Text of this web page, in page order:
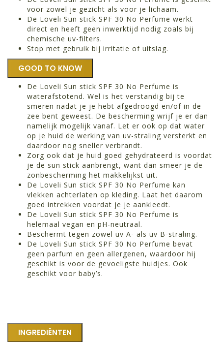
voor zowel je gezicht als voor je lichaam.
De Loveli Sun stick SPF 30 No Perfume werkt
direct en heeft geen inwerktijd nodig zoals bij
chemische uv-filters.
Stop met gebruik bij irritatie of uitslag.
GOOD TO KNOW
De Loveli Sun stick SPF 30 No Perfume is
waterafstotend. Wel is het verstandig bij te
smeren nadat je je hebt afgedroogd en/of in de
zee bent geweest. De bescherming wrijf je er dan
namelijk mogelijk vanaf. Let er ook op dat water
op je huid de werking van uv-straling versterkt en
daardoor nog sneller verbrandt.
Zorg ook dat je huid goed gehydrateerd is voordat
je de sun stick aanbrengt, want dan smeer je de
zonbescherming het makkelijkst uit.
De Loveli Sun stick SPF 30 No Perfume kan
vlekken achterlaten op kleding. Laat het daarom
goed intrekken voordat je je aankleedt.
De Loveli Sun stick SPF 30 No Perfume is
helemaal vegan en pH-neutraal.
Beschermt tegen zowel uv A- als uv B-straling.
De Loveli Sun stick SPF 30 No Perfume bevat
geen parfum en geen allergenen, waardoor hij
geschikt is voor de gevoeligste huidjes. Ook
geschikt voor baby’s.
INGREDIËNTEN